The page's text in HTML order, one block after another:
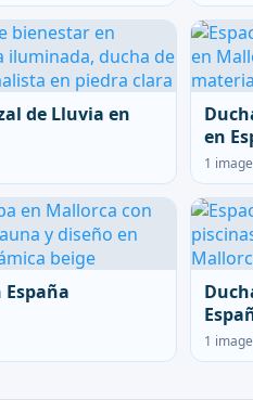
de Lluvia en
en
1
España
1